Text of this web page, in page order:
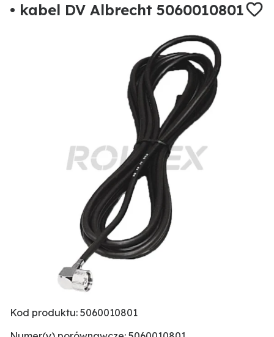
• kabel DV Albrecht 5060010801
Kod produktu: 5060010801